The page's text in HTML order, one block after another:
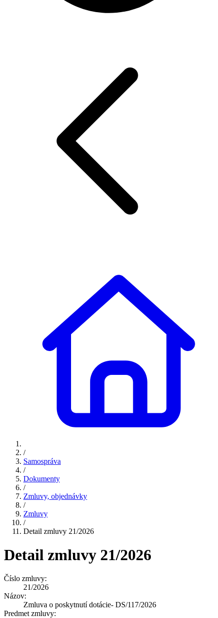
/
Samospráva
/
Dokumenty
/
Zmluvy, objednávky
/
Zmluvy
/
Detail zmluvy 21/2026
Detail zmluvy 21/2026
Číslo zmluvy:
21/2026
Názov:
Zmluva o poskytnutí dotácie- DS/117/2026
Predmet zmluvy: